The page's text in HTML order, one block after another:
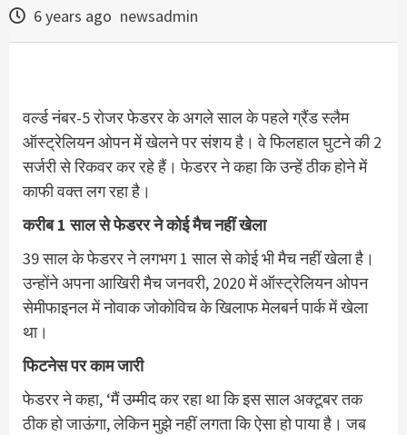
6 years ago newsadmin
वर्ल्ड नंबर-5 रोजर फेडरर के अगले साल के पहले ग्रैंड स्लैम
ऑस्ट्रेलियन ओपन में खेलने पर संशय है। वे फिलहाल घुटने की 2
सर्जरी से रिकवर कर रहे हैं। फेडरर ने कहा कि उन्हें ठीक होने में
काफी वक्त लग रहा है।
करीब 1 साल से फेडरर ने कोई मैच नहीं खेला
39 साल के फेडरर ने लगभग 1 साल से कोई भी मैच नहीं खेला है।
उन्होंने अपना आखिरी मैच जनवरी, 2020 में ऑस्ट्रेलियन ओपन
सेमीफाइनल में नोवाक जोकोविच के खिलाफ मेलबर्न पार्क में खेला
था।
फिटनेस पर काम जारी
फेडरर ने कहा, ‘मैं उम्मीद कर रहा था कि इस साल अक्टूबर तक
ठीक हो जाऊंगा, लेकिन मुझे नहीं लगता कि ऐसा हो पाया है। जब